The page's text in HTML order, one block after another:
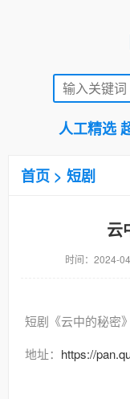
人工精选
首页 > 短剧
云
时间：2024-
短剧《云中的秘密
地址： https://